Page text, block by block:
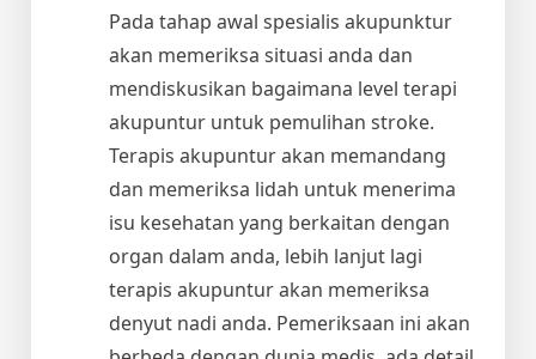
Pada tahap awal spesialis akupunktur
akan memeriksa situasi anda dan
mendiskusikan bagaimana level terapi
akupuntur untuk pemulihan stroke.
Terapis akupuntur akan memandang
dan memeriksa lidah untuk menerima
isu kesehatan yang berkaitan dengan
organ dalam anda, lebih lanjut lagi
terapis akupuntur akan memeriksa
denyut nadi anda. Pemeriksaan ini akan